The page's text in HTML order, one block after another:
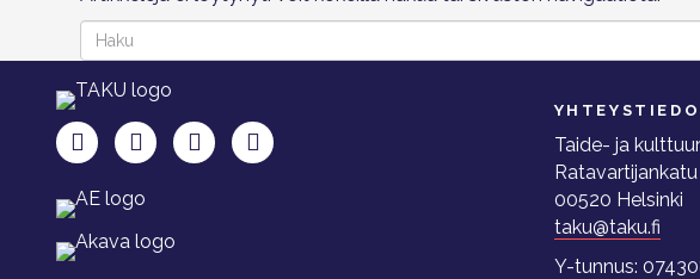
TAKU Facebookissa
TAKU Twitterissä
TAKU Instagramissa
TAKU LinkedInissä
Taide- ja
00520 Helsinki
taku@taku.fi
Y-tunnus: